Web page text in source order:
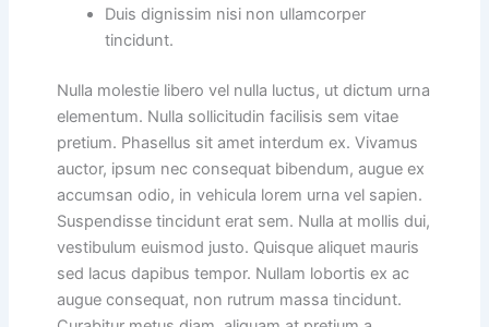
Duis dignissim nisi non ullamcorper
tincidunt.
Nulla molestie libero vel nulla luctus, ut dictum urna
elementum. Nulla sollicitudin facilisis sem vitae
pretium. Phasellus sit amet interdum ex. Vivamus
auctor, ipsum nec consequat bibendum, augue ex
accumsan odio, in vehicula lorem urna vel sapien.
Suspendisse tincidunt erat sem. Nulla at mollis dui,
vestibulum euismod justo. Quisque aliquet mauris
sed lacus dapibus tempor. Nullam lobortis ex ac
augue consequat, non rutrum massa tincidunt.